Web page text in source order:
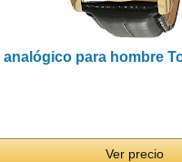
analógico para hombre
Ver precio